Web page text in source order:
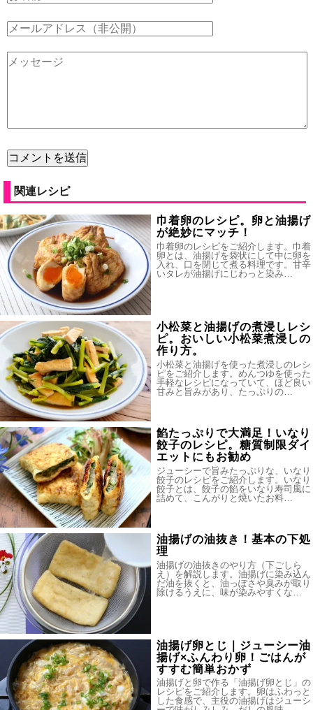
関連レシピ
巾着卵のレシピ。卵と油揚げ
が絶妙にマッチ！
巾着卵のレシピをご紹介します。巾着
卵とは、油揚げを袋状にして中に卵を
入れ、口を閉じて煮る料理です。甘辛
いタレが油揚げにじわっと染み…
小松菜と油揚げの煮浸しレシ
ピ。おいしい小松菜煮浸しの
作り方。
小松菜と油揚げを使った煮浸しのレシ
ピをご紹介します。めんつゆを使った
手軽なレシピになっていて、ほど良い
甘みと旨みがあり、たっぷりの…
餡たっぷりで大満足！いなり
餃子のレシピ。糖質制限ダイ
エットにもお勧め
ジューシーで旨みたっぷりな、いなり
餃子のレシピをご紹介します。いなり
餃子とは、餃子の餡をいなり寿司風に
詰めて、こんがりと焼いたお料…
油揚げの油抜き！基本の下処
理
油揚げの油抜きのやり方（下ごしら
え）を解説します。油揚げに染み込ん
だ油を抜くと、油っぽさや臭みが取り
除けるうえに、味が染みやすくな…
油揚げ卵とじ｜ジューシー油
揚げ×ふんわり卵！ごはんが
すすむ簡単おかず
油揚げと卵で作る「油揚げ卵とじ」の
レシピをご紹介します。卵はふわっと
した食感で、主役の油揚げはジューシ